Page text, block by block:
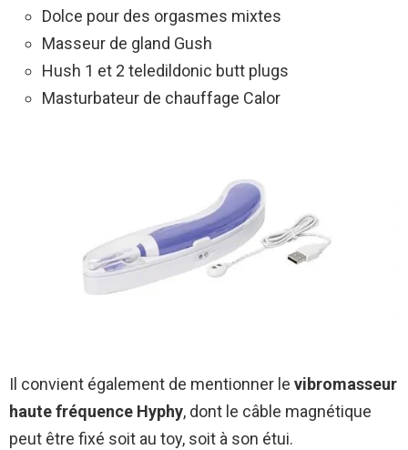
Dolce pour des orgasmes mixtes
Masseur de gland Gush
Hush 1 et 2 teledildonic butt plugs
Masturbateur de chauffage Calor
Il convient également de mentionner le vibromasseur
haute fréquence Hyphy, dont le câble magnétique
peut être fixé soit au toy, soit à son étui.